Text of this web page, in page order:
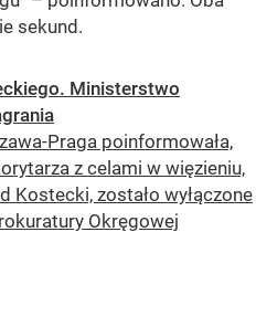
sekund.
Ministerstwo
Praga poinformowała,
z celami w więzieniu,
Kostecki, zostało wyłączone
Okręgowej